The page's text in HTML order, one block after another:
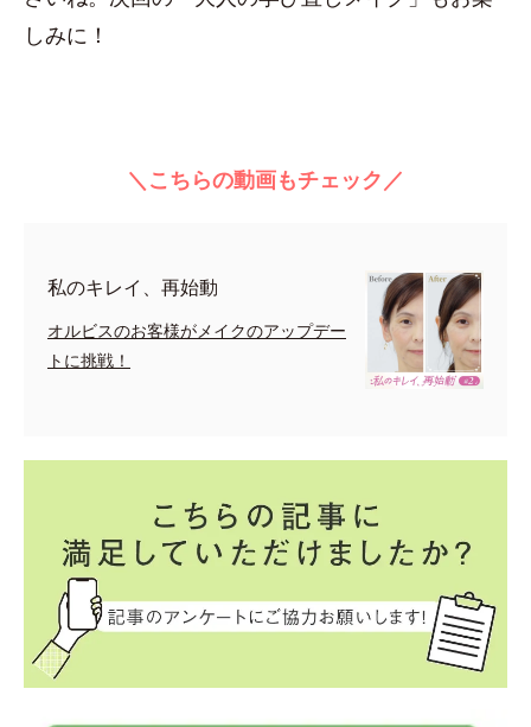
しみに！
＼こちらの動画もチェック／
私のキレイ、再始動
オルビスのお客様がメイクのアップデー
トに挑戦！